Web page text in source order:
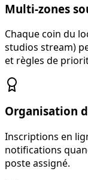
Multi-zones
Chaque coin du
studios stream)
et règles de
Organisation
Inscriptions en
notifications
poste assigné.